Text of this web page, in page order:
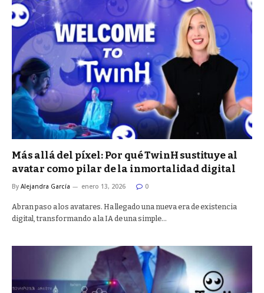
Más allá del píxel: Por qué TwinH sustituye al
avatar como pilar de la inmortalidad digital
By Alejandra García enero 13, 2026 0
Abran paso a los avatares. Ha llegado una nueva era de existencia
digital, transformando a la IA de una simple…